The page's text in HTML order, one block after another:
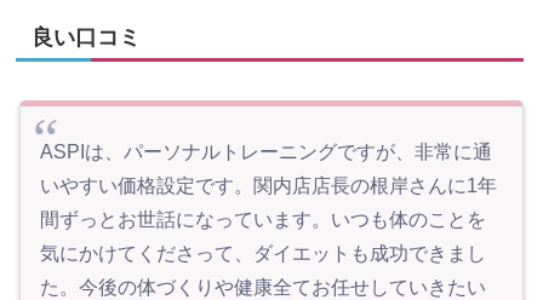
良い口コミ
ASPIは、パーソナルトレーニングですが、非常に通
いやすい価格設定です。関内店店長の根岸さんに1年
間ずっとお世話になっています。いつも体のことを
気にかけてくださって、ダイエットも成功できまし
た。今後の体づくりや健康全てお任せしていきたい